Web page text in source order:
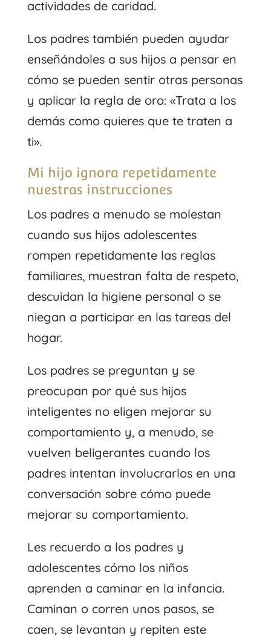
actividades de caridad.
Los padres también pueden ayudar
enseñándoles a sus hijos a pensar en
cómo se pueden sentir otras personas
y aplicar la regla de oro: «Trata a los
demás como quieres que te traten a
ti».
Mi hijo ignora repetidamente
nuestras instrucciones
Los padres a menudo se molestan
cuando sus hijos adolescentes
rompen repetidamente las reglas
familiares, muestran falta de respeto,
descuidan la higiene personal o se
niegan a participar en las tareas del
hogar.
Los padres se preguntan y se
preocupan por qué sus hijos
inteligentes no eligen mejorar su
comportamiento y, a menudo, se
vuelven beligerantes cuando los
padres intentan involucrarlos en una
conversación sobre cómo puede
mejorar su comportamiento.
Les recuerdo a los padres y
adolescentes cómo los niños
aprenden a caminar en la infancia.
Caminan o corren unos pasos, se
caen, se levantan y repiten este